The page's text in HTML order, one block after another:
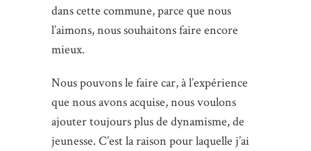
dans cette commune, parce que nous
l’aimons, nous souhaitons faire encore
mieux.
Nous pouvons le faire car, à l’expérience
que nous avons acquise, nous voulons
ajouter toujours plus de dynamisme, de
jeunesse. C’est la raison pour laquelle j’ai